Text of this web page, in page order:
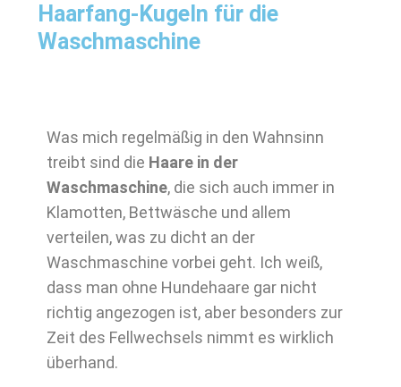
Haarfang-Kugeln für die
Waschmaschine
Was mich regelmäßig in den Wahnsinn
treibt sind die Haare in der
Waschmaschine, die sich auch immer in
Klamotten, Bettwäsche und allem
verteilen, was zu dicht an der
Waschmaschine vorbei geht. Ich weiß,
dass man ohne Hundehaare gar nicht
richtig angezogen ist, aber besonders zur
Zeit des Fellwechsels nimmt es wirklich
überhand.